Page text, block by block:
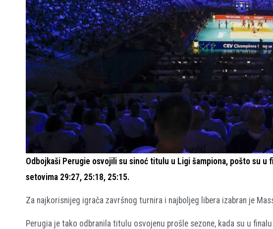
Odbojkaši Perugie osvojili su sinoć titulu u Ligi šampiona, pošto su
setovima 29:27, 25:18, 25:15.
Za najkorisnijeg igrača završnog turnira i najboljeg libera izabran je
Perugia je tako odbranila titulu osvojenu prošle sezone, kada su u